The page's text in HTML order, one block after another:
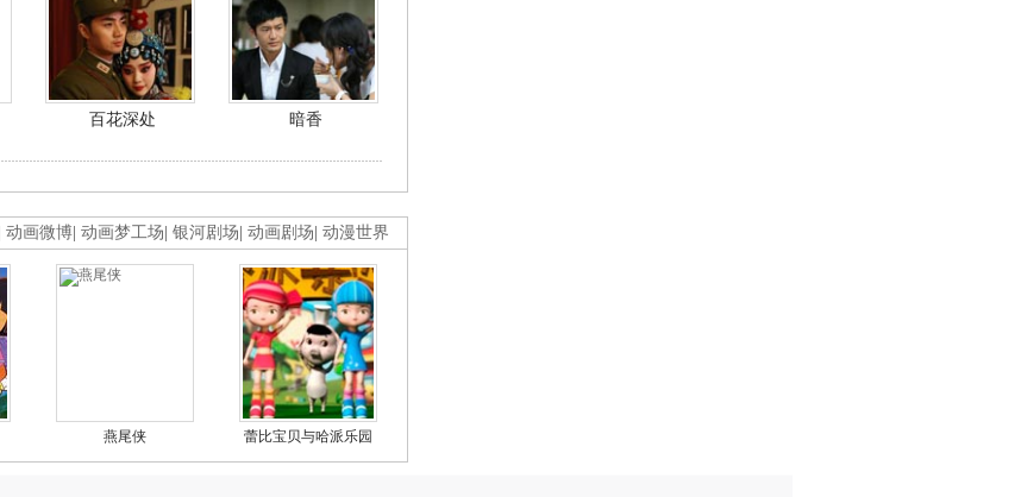
百花深处 暗香
动画微博 动画梦工场 银河剧场 动画剧场 动漫世界
燕尾侠 蕾比宝贝与哈派乐园